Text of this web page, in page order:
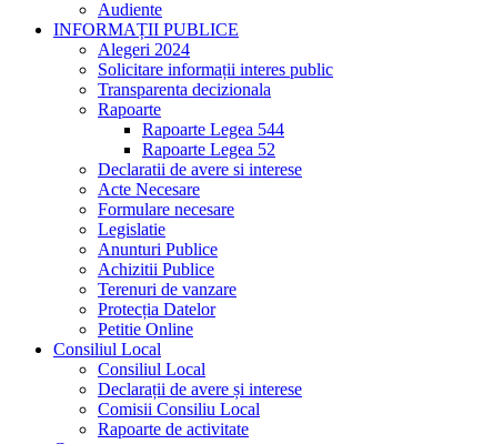
Audiente
INFORMAȚII PUBLICE
Alegeri 2024
Solicitare informații interes public
Transparenta decizionala
Rapoarte
Rapoarte Legea 544
Rapoarte Legea 52
Declaratii de avere si interese
Acte Necesare
Formulare necesare
Legislatie
Anunturi Publice
Achizitii Publice
Terenuri de vanzare
Protecția Datelor
Petitie Online
Consiliul Local
Consiliul Local
Declarații de avere și interese
Comisii Consiliu Local
Rapoarte de activitate